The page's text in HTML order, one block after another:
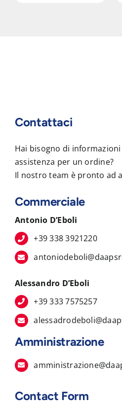
Contattaci
Hai bisogno di
assistenza per un ordine?
Il nostro team è pronto ad
Commerciale
Antonio D’Eboli
+39 338 3921220
Alessandro D’Eboli
+39 333 7575257
Amministrazione
Contact Form